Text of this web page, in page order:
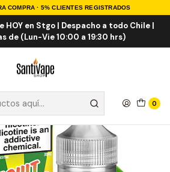
COMPRA · 5% CLIENTES REGISTRADOS
HOY en Stgo | Despacho a todo Chile |
de (Lun-Vie 10:00 a 19:30 hrs)
0
Nicotina Salt Nic Importadas
Mango Peach Guava Salt 30ml